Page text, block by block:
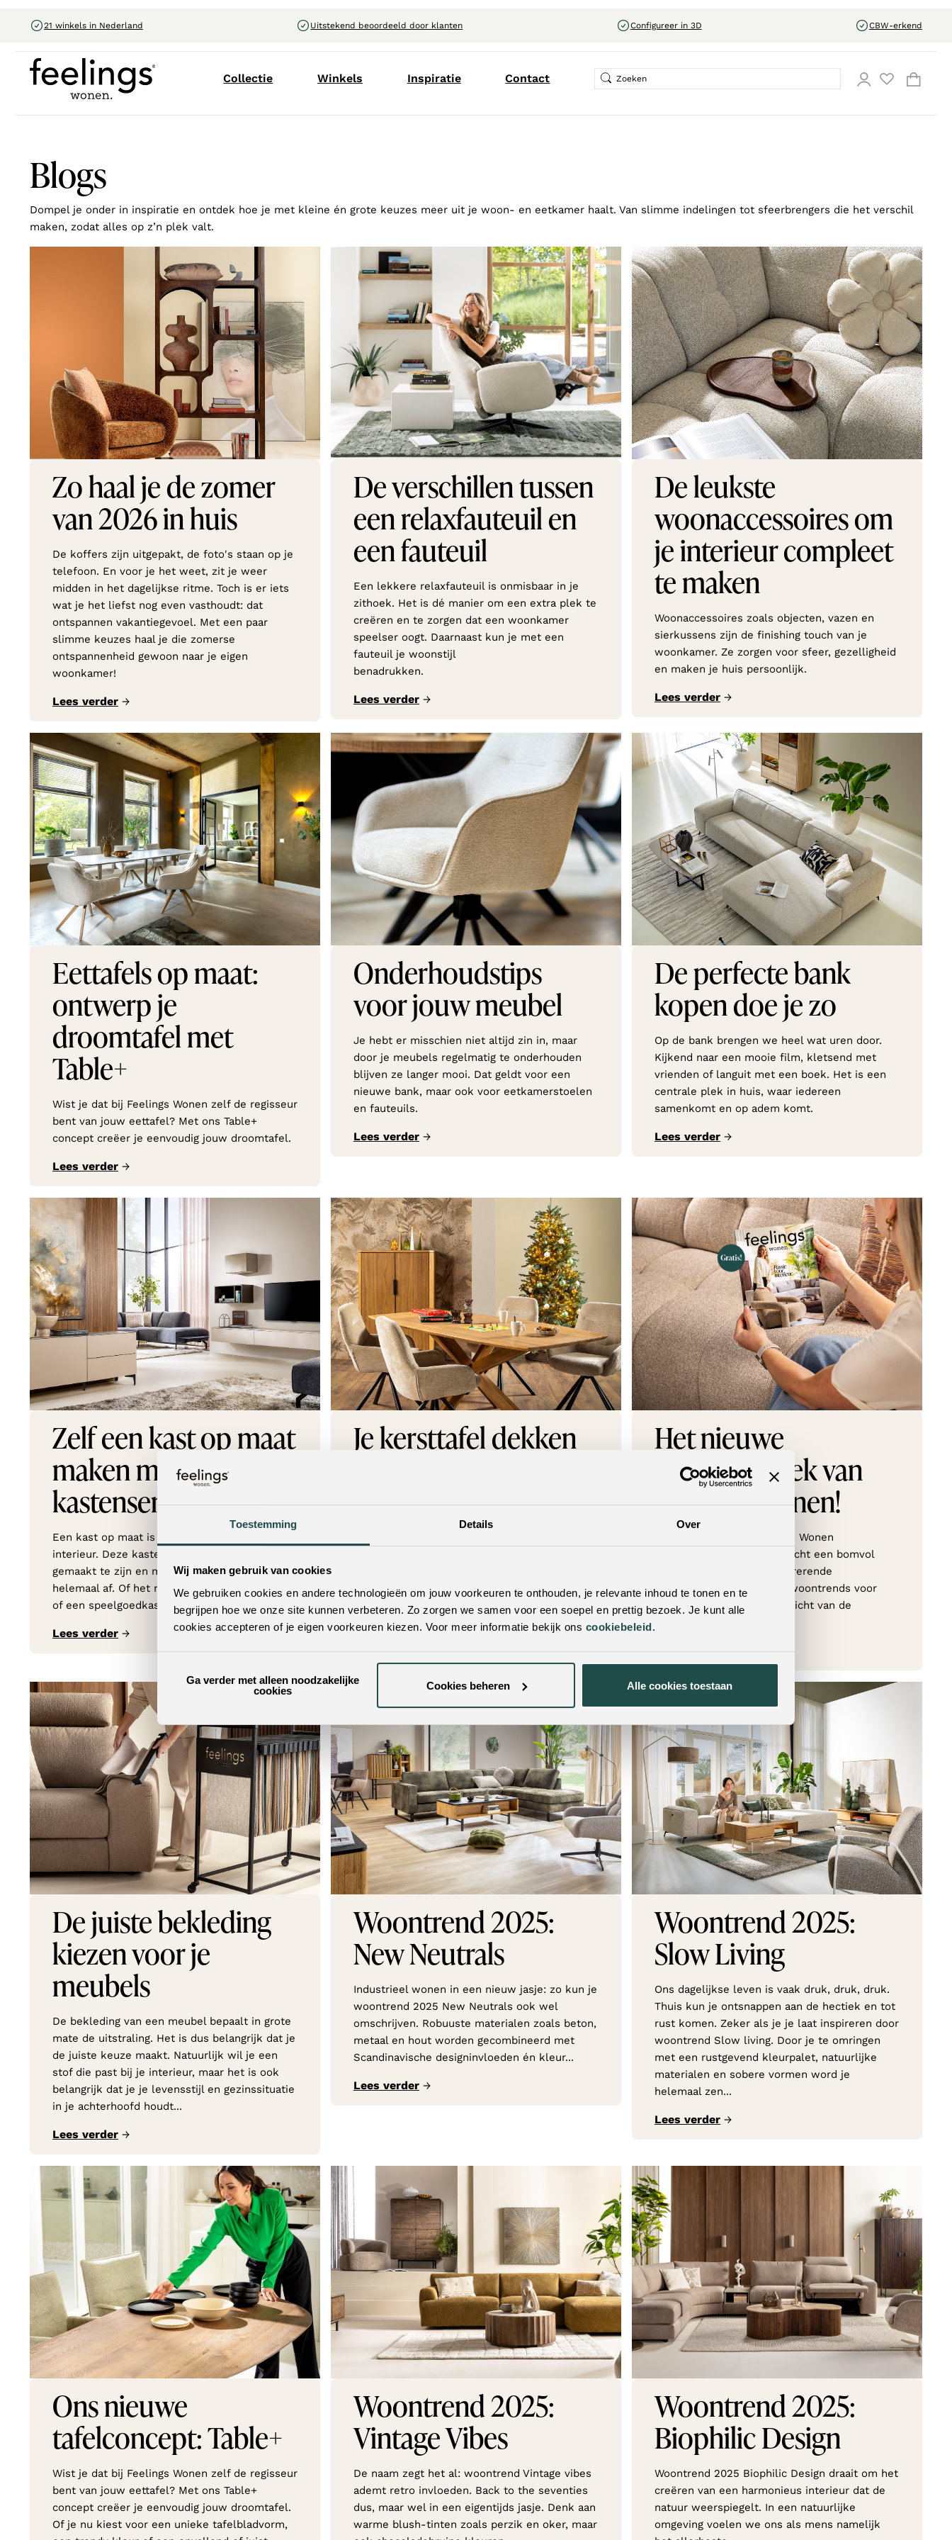
Toestemming Details Over
Wij maken gebruik van cookies
We gebruiken cookies en andere technologieën om jouw voorkeuren te onthouden, je relevante inhoud te tonen en te
begrijpen hoe we onze site kunnen verbeteren. Zo zorgen we samen voor een soepel en prettig bezoek. Je kunt alle
cookies accepteren of je eigen voorkeuren kiezen. Voor meer informatie bekijk ons cookiebeleid.
Ga verder met alleen noodzakelijke
cookies
Cookies beheren Alle cookies toestaan
21 winkels in Nederland Uitstekend beoordeeld door klanten Configureer in 3D CBW-erkend
Collectie Winkels Inspiratie Contact
Blogs
Dompel je onder in inspiratie en ontdek hoe je met kleine én grote keuzes meer uit je woon- en eetkamer haalt. Van slimme indelingen tot sfeerbrengers die het verschil
maken, zodat alles op z’n plek valt.
Zo haal je de zomer
van 2026 in huis
De koffers zijn uitgepakt, de foto's staan op je
telefoon. En voor je het weet, zit je weer
midden in het dagelijkse ritme. Toch is er iets
wat je het liefst nog even vasthoudt: dat
ontspannen vakantiegevoel. Met een paar
slimme keuzes haal je die zomerse
ontspannenheid gewoon naar je eigen
woonkamer!
Lees verder →
De verschillen tussen
een relaxfauteuil en
een fauteuil
Een lekkere relaxfauteuil is onmisbaar in je
zithoek. Het is dé manier om een extra plek te
creëren en te zorgen dat een woonkamer
speelser oogt. Daarnaast kun je met een
fauteuil je woonstijl
benadrukken.
Lees verder →
De leukste
woonaccessoires om
je interieur compleet
te maken
Woonaccessoires zoals objecten, vazen en
sierkussens zijn de finishing touch van je
woonkamer. Ze zorgen voor sfeer, gezelligheid
en maken je huis persoonlijk.
Lees verder →
Eettafels op maat:
ontwerp je
droomtafel met
Table+
Wist je dat bij Feelings Wonen zelf de regisseur
bent van jouw eettafel? Met ons Table+
concept creëer je eenvoudig jouw droomtafel.
Lees verder →
Onderhoudstips
voor jouw meubel
Je hebt er misschien niet altijd zin in, maar
door je meubels regelmatig te onderhouden
blijven ze langer mooi. Dat geldt voor een
nieuwe bank, maar ook voor eetkamerstoelen
en fauteuils.
Lees verder →
De perfecte bank
kopen doe je zo
Op de bank brengen we heel wat uren door.
Kijkend naar een mooie film, kletsend met
vrienden of languit met een boek. Het is een
centrale plek in huis, waar iedereen
samenkomt en op adem komt.
Lees verder →
Zelf een kast op maat
maken met
kastenserie Brescia
Een kast op maat is een cadeau voor ieder
interieur. Deze kasten lijken voor jouw huis
gemaakt te zijn en maken je woonkamer
helemaal af. Of het nu om een tv kast op maat
of een speelgoedkast gaat.
Lees verder →
Je kersttafel dekken
Oh dennenboom, oh dennenboom… Het is
aftellen naar kerst. De kersttafel is het hart
Lees verder →
Het nieuwe
inspiratieboek van
Feelings Wonen!
Hoera, het nieuwe Feelings Wonen
inspiratieboek is uit. Verwacht een bomvol
bewaarmagazine met inspirerende
sfeerbeelden, stylingtips, woontrends voor
2026 en een volledig overzicht van de
Lees verder→
De juiste bekleding
kiezen voor je
meubels
De bekleding van een meubel bepaalt in grote
mate de uitstraling. Het is dus belangrijk dat je
de juiste keuze maakt. Natuurlijk wil je een
stof die past bij je interieur, maar het is ook
belangrijk dat je je levensstijl en gezinssituatie
in je achterhoofd houdt...
Lees verder →
Woontrend 2025:
New Neutrals
Industrieel wonen in een nieuw jasje: zo kun je
woontrend 2025 New Neutrals ook wel
omschrijven. Robuuste materialen zoals beton,
metaal en hout worden gecombineerd met
Scandinavische designinvloeden én kleur...
Lees verder →
Woontrend 2025:
Slow Living
Ons dagelijkse leven is vaak druk, druk, druk.
Thuis kun je ontsnappen aan de hectiek en tot
rust komen. Zeker als je je laat inspireren door
woontrend Slow living. Door je te omringen
met een rustgevend kleurpalet, natuurlijke
materialen en sobere vormen word je
helemaal zen...
Lees verder →
Ons nieuwe
tafelconcept: Table+
Wist je dat bij Feelings Wonen zelf de regisseur
bent van jouw eettafel? Met ons Table+
concept creëer je eenvoudig jouw droomtafel.
Of je nu kiest voor een unieke tafelbladvorm,
Woontrend 2025:
Vintage Vibes
De naam zegt het al: woontrend Vintage vibes
ademt retro invloeden. Back to the seventies
dus, maar wel in een eigentijds jasje. Denk aan
warme blush-tinten zoals perzik en oker, maar
Woontrend 2025:
Biophilic Design
Woontrend 2025 Biophilic Design draait om het
creëren van een harmonieus interieur dat de
natuur weerspiegelt. In een natuurlijke
omgeving voelen we ons als mens namelijk